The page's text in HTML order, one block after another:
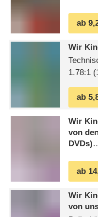
los ist.
ab
Wir
1.78:1
ab
Wir
von
DVDs)
Kinder
Lasse,
ab
Wir
von